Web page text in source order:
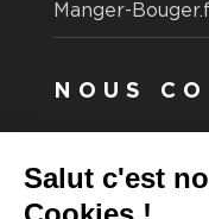
Manger-
NOUS
Vous
Consultez